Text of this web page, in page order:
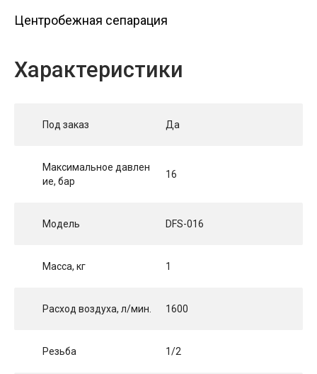
Центробежная сепарация
Характеристики
Под заказ Да
Максимальное давлен
ие, бар
16
Модель DFS-016
Масса, кг 1
Расход воздуха, л/мин. 1600
Резьба 1/2